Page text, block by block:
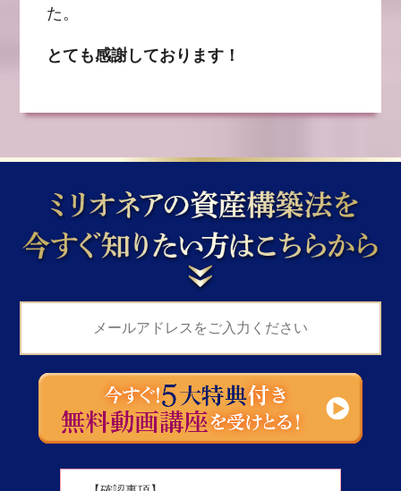
た。
とても感謝しております！